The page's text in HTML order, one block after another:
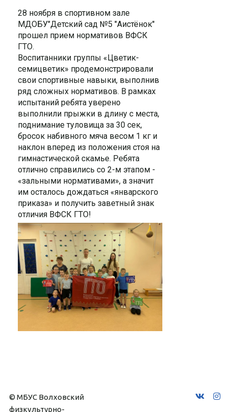
28 ноября в спортивном зале
МДОБУ"Детский сад №5 "Аистёнок"
прошел прием нормативов ВФСК
ГТО.
Воспитанники группы «Цветик-
семицветик» продемонстрировали
свои спортивные навыки, выполнив
ряд сложных нормативов. В рамках
испытаний ребята уверено
выполнили прыжки в длину с места,
поднимание туловища за 30 сек,
бросок набивного мяча весом 1 кг и
наклон вперед из положения стоя на
гимнастической скамье. Ребята
отлично справились со 2-м этапом -
«зальными нормативами», а значит
им осталось дождаться «январского
приказа» и получить заветный знак
отличия ВФСК ГТО!
© МБУС Волховский
физкультурно-